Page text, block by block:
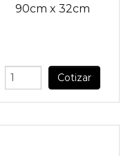
90cm x 32cm
Cotizar